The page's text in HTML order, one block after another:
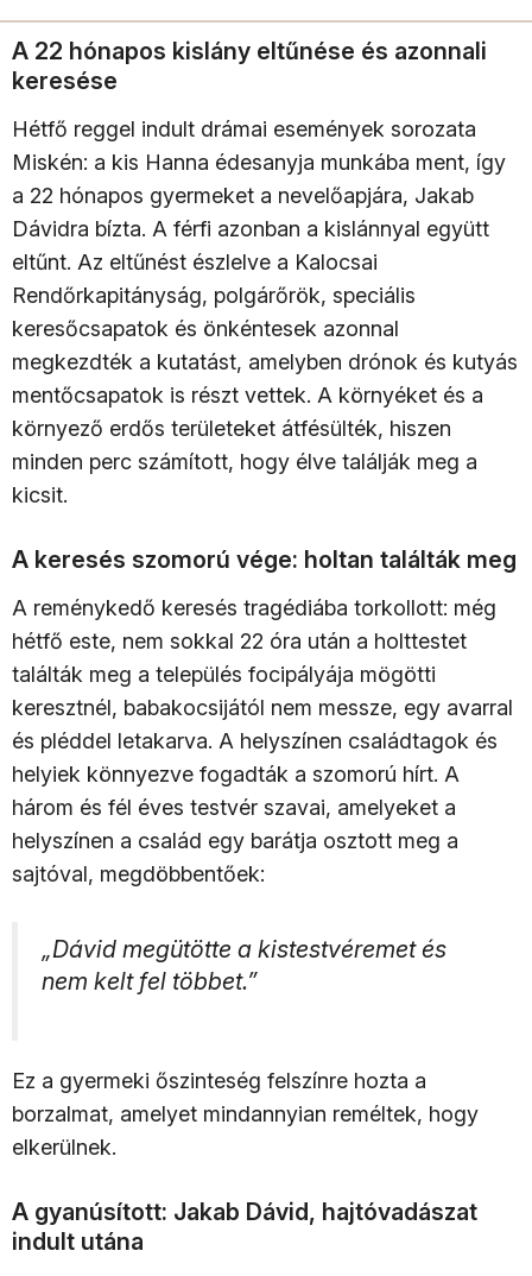
A 22 hónapos kislány eltűnése és azonnali
keresése
Hétfő reggel indult drámai események sorozata
Miskén: a kis Hanna édesanyja munkába ment, így
a 22 hónapos gyermeket a nevelőapjára, Jakab
Dávidra bízta. A férfi azonban a kislánnyal együtt
eltűnt. Az eltűnést észlelve a Kalocsai
Rendőrkapitányság, polgárőrök, speciális
keresőcsapatok és önkéntesek azonnal
megkezdték a kutatást, amelyben drónok és kutyás
mentőcsapatok is részt vettek. A környéket és a
környező erdős területeket átfésülték, hiszen
minden perc számított, hogy élve találják meg a
kicsit.
A keresés szomorú vége: holtan találták meg
A reménykedő keresés tragédiába torkollott: még
hétfő este, nem sokkal 22 óra után a holttestet
találták meg a település focipályája mögötti
keresztnél, babakocsijától nem messze, egy avarral
és pléddel letakarva. A helyszínen családtagok és
helyiek könnyezve fogadták a szomorú hírt. A
három és fél éves testvér szavai, amelyeket a
helyszínen a család egy barátja osztott meg a
sajtóval, megdöbbentőek:
„Dávid megütötte a kistestvéremet és
nem kelt fel többet.”
Ez a gyermeki őszinteség felszínre hozta a
borzalmat, amelyet mindannyian reméltek, hogy
elkerülnek.
A gyanúsított: Jakab Dávid, hajtóvadászat
indult utána